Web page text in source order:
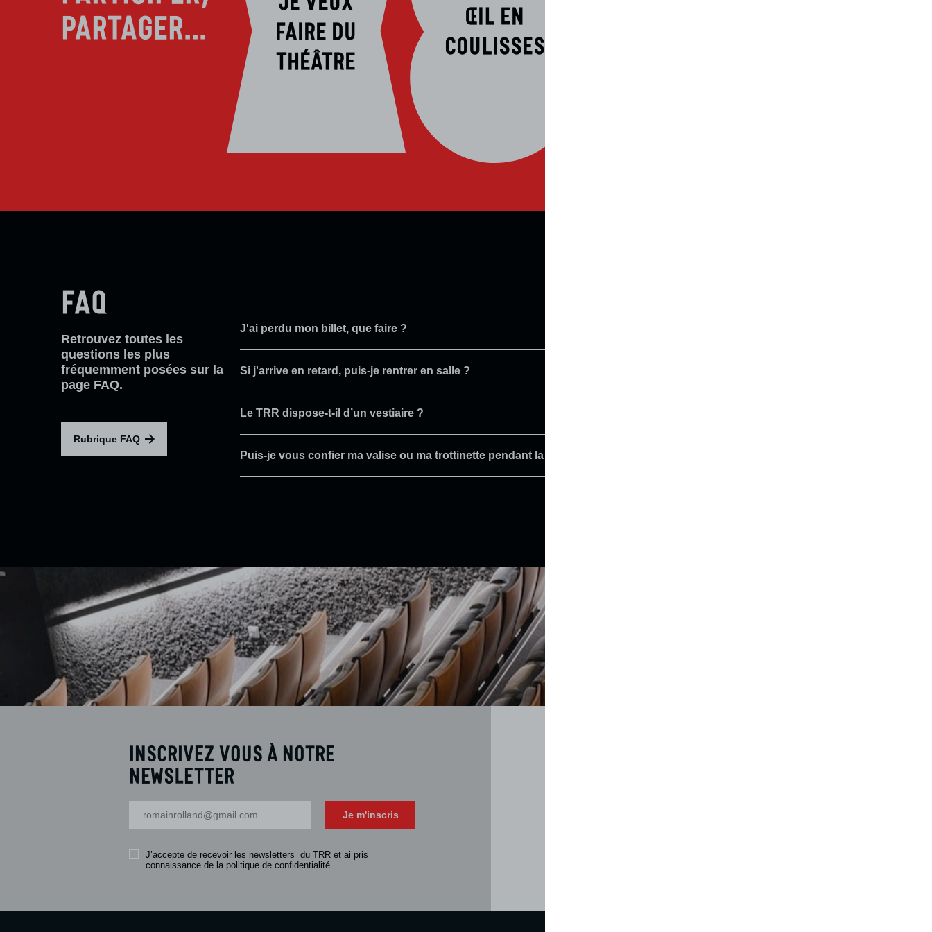
PARTAGER...
faire du
théâtre
Œil en
coulisses
FAQ
Retrouvez toutes les
questions les plus
fréquemment posées sur la
page FAQ.
Rubrique FAQ
J'ai perdu mon billet, que faire ?
Si j'arrive en retard, puis-je rentrer en salle ?
Le TRR dispose-t-il d’un vestiaire ?
Puis-je vous confier ma valise ou ma trottinette pendant la représentation/projection ?
Inscrivez vous à notre
newsletter
Je m'inscris
J’accepte de recevoir les newsletters du TRR et ai pris
connaissance de la politique de confidentialité.